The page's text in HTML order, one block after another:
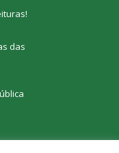
!
das